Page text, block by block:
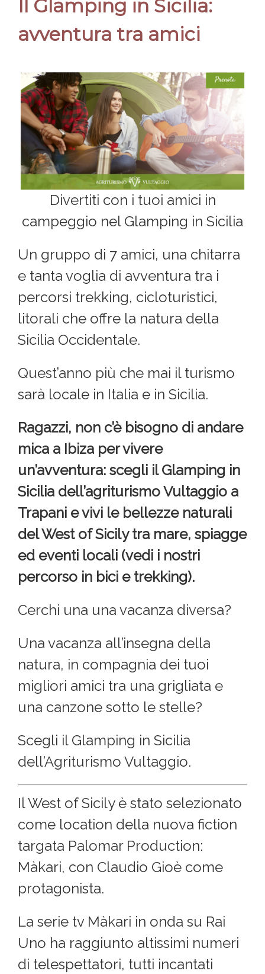
Il Glamping in Sicilia:
avventura tra amici
Divertiti con i tuoi amici in
campeggio nel Glamping in Sicilia
Un gruppo di 7 amici, una chitarra
e tanta voglia di avventura tra i
percorsi trekking, cicloturistici,
litorali che offre la natura della
Sicilia Occidentale.
Quest’anno più che mai il turismo
sarà locale in Italia e in Sicilia.
Ragazzi, non c’è bisogno di andare
mica a Ibiza per vivere
un’avventura: scegli il Glamping in
Sicilia dell’agriturismo Vultaggio a
Trapani e vivi le bellezze naturali
del West of Sicily tra mare, spiagge
ed eventi locali (vedi i nostri
percorso in bici e trekking).
Cerchi una una vacanza diversa?
Una vacanza all’insegna della
natura, in compagnia dei tuoi
migliori amici tra una grigliata e
una canzone sotto le stelle?
Scegli il Glamping in Sicilia
dell’Agriturismo Vultaggio.
Il West of Sicily è stato selezionato
come location della nuova fiction
targata Palomar Production:
Màkari, con Claudio Gioè come
protagonista.
La serie tv Màkari in onda su Rai
Uno ha raggiunto altissimi numeri
di telespettatori, tutti incantati